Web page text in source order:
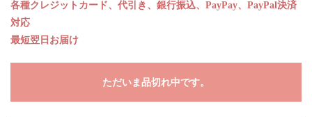
各種クレジットカード、代引き、銀行振込、PayPay、PayPal決済
対応
最短翌日お届け
ただいま品切れ中です。